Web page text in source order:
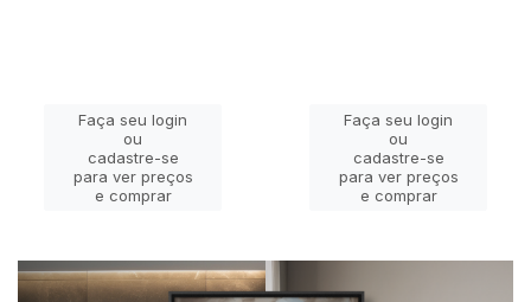
Faça seu login
ou
cadastre-se
para ver preços
e comprar
Faça seu login
ou
cadastre-se
para ver preços
e comprar